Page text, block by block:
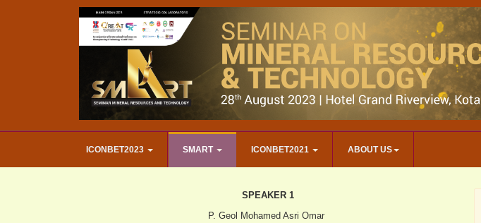
ICONBET2023 SMART ICONBET2021 ABOUT US
SPEAKER 1
P. Geol Mohamed Asri Omar